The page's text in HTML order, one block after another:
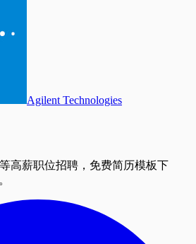
Agilent Technologies
高薪职位招聘，免费简历模板下